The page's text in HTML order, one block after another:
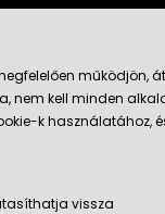
módok
működjön,
nem kell minden
k használatához,
vissza